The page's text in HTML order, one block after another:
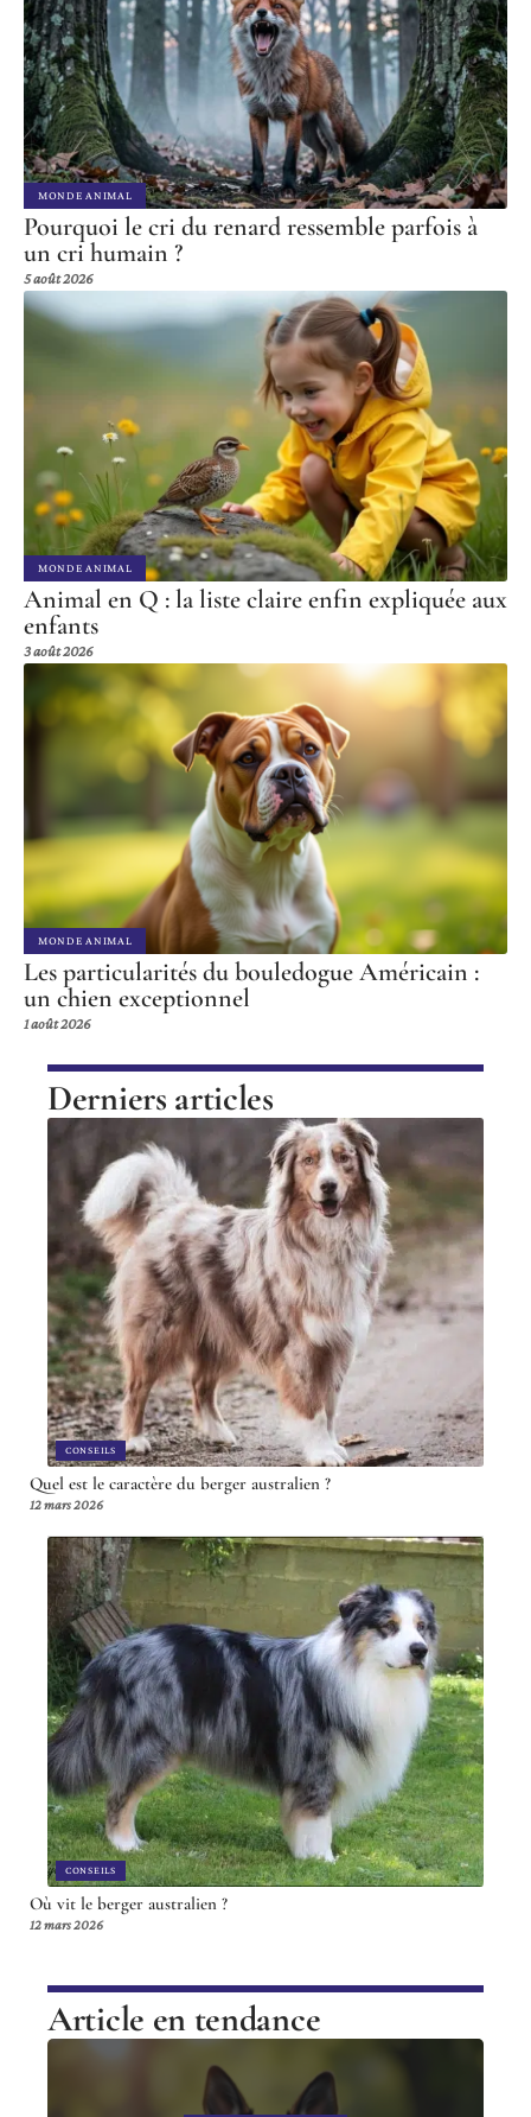
MONDE ANIMAL
Pourquoi le cri du renard ressemble parfois à
un cri humain ?
5 août 2026
MONDE ANIMAL
Animal en Q : la liste claire enfin expliquée aux
enfants
3 août 2026
MONDE ANIMAL
Les particularités du bouledogue Américain :
un chien exceptionnel
1 août 2026
Derniers articles
CONSEILS
Quel est le caractère du berger australien ?
12 mars 2026
CONSEILS
Où vit le berger australien ?
12 mars 2026
Article en tendance